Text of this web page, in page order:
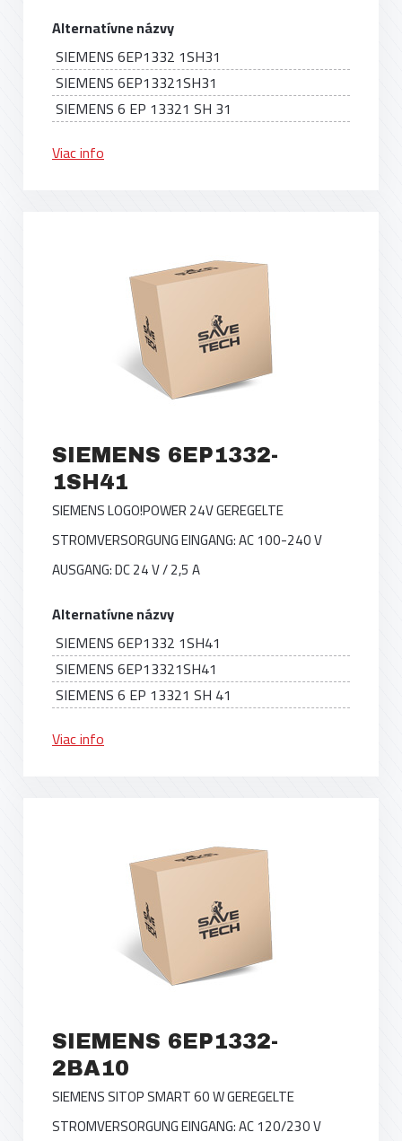
Alternatívne názvy
SIEMENS 6EP1332 1SH31
SIEMENS 6EP13321SH31
SIEMENS 6 EP 13321 SH 31
Viac info
SIEMENS 6EP1332-
1SH41
SIEMENS LOGO!POWER 24V GEREGELTE
STROMVERSORGUNG EINGANG: AC 100-240 V
AUSGANG: DC 24 V / 2,5 A
Alternatívne názvy
SIEMENS 6EP1332 1SH41
SIEMENS 6EP13321SH41
SIEMENS 6 EP 13321 SH 41
Viac info
SIEMENS 6EP1332-
2BA10
SIEMENS SITOP SMART 60 W GEREGELTE
STROMVERSORGUNG EINGANG: AC 120/230 V